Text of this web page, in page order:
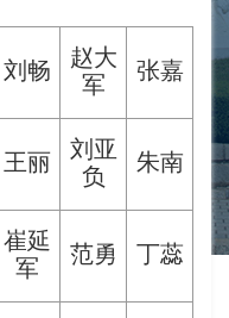
刘畅
赵大
军
张嘉
王丽
刘亚
负
朱南
崔延
军
范勇 丁蕊